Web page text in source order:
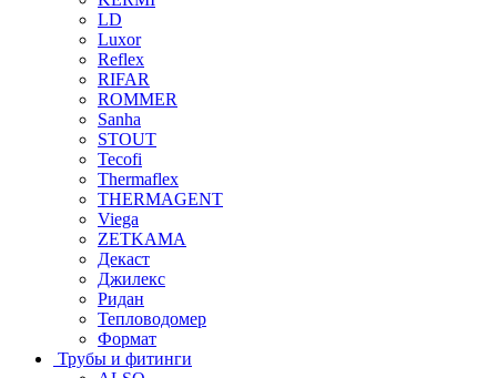
LD
Luxor
Reflex
RIFAR
ROMMER
Sanha
STOUT
Tecofi
Thermaflex
THERMAGENT
Viega
ZETKAMA
Декаст
Джилекс
Ридан
Тепловодомер
Формат
Трубы и фитинги